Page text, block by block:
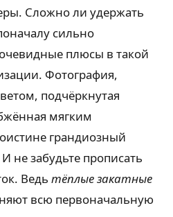
Сложно ли удержать
сильно
плюсы в такой
Фотография,
подчёркнутая
мягким
грандиозный
не забудьте прописать
Ведь тёплые закатные
всю первоначальную